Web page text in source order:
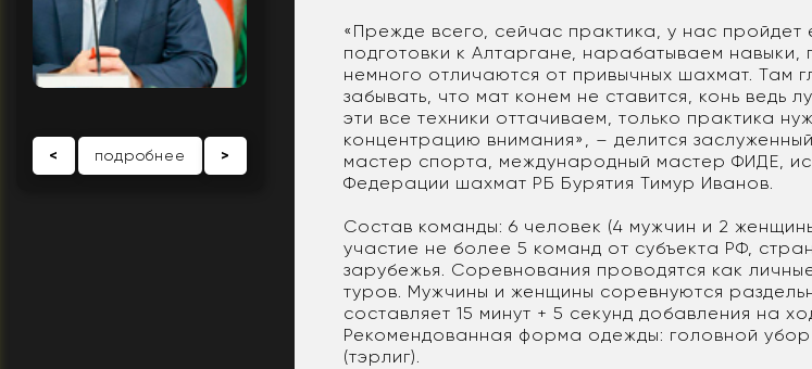
< подробнее >
«Прежде всего, сейчас практика, у нас пройдет
подготовки к Алтаргане, нарабатываем
немного отличаются от привычных шахмат. Там
забывать, что мат конем не ставится, конь ведь
эти все техники оттачиваем, только практика
концентрацию внимания», – делится
мастер спорта, международный мастер ФИДЕ,
Федерации шахмат РБ Бурятия Тимур Иванов.
Состав команды: 6 человек (4 мужчин и 2
участие не более 5 команд от субъекта РФ,
зарубежья. Соревнования проводятся как
туров. Мужчины и женщины соревнуются
составляет 15 минут + 5 секунд добавления на
Рекомендованная форма одежды: головной
(тэрлиг).